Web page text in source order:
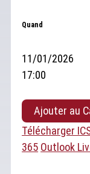
Quand
11/01/2026
17:00
Ajouter au
Télécharger
365 Outlook